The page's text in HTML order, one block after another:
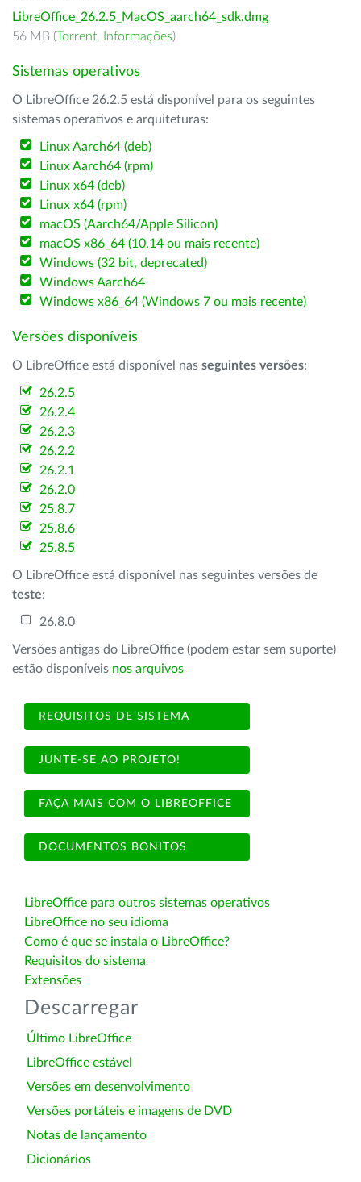
LibreOffice_26.2.5_MacOS_aarch64_sdk.dmg
56 MB (Torrent, Informações)
Sistemas operativos
O LibreOffice 26.2.5 está disponível para os seguintes
sistemas operativos e arquiteturas:
Linux Aarch64 (deb)
Linux Aarch64 (rpm)
Linux x64 (deb)
Linux x64 (rpm)
macOS (Aarch64/Apple Silicon)
macOS x86_64 (10.14 ou mais recente)
Windows (32 bit, deprecated)
Windows Aarch64
Windows x86_64 (Windows 7 ou mais recente)
Versões disponíveis
O LibreOffice está disponível nas seguintes versões:
26.2.5
26.2.4
26.2.3
26.2.2
26.2.1
26.2.0
25.8.7
25.8.6
25.8.5
O LibreOffice está disponível nas seguintes versões de
teste:
26.8.0
Versões antigas do LibreOffice (podem estar sem suporte)
estão disponíveis nos arquivos
REQUISITOS DE SISTEMA
JUNTE-SE AO PROJETO!
FAÇA MAIS COM O LIBREOFFICE
DOCUMENTOS BONITOS
LibreOffice para outros sistemas operativos
LibreOffice no seu idioma
Como é que se instala o LibreOffice?
Requisitos do sistema
Extensões
Descarregar
Último LibreOffice
LibreOffice estável
Versões em desenvolvimento
Versões portáteis e imagens de DVD
Notas de lançamento
Dicionários